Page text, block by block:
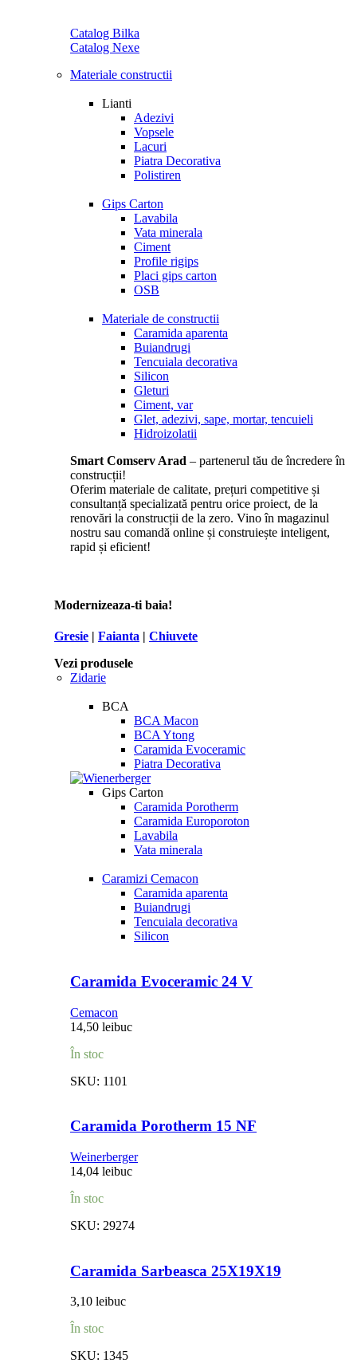
Catalog Bilka
Catalog Nexe
Materiale constructii
Lianti
Adezivi
Vopsele
Lacuri
Piatra Decorativa
Polistiren
Gips Carton
Lavabila
Vata minerala
Ciment
Profile rigips
Placi gips carton
OSB
Materiale de constructii
Caramida aparenta
Buiandrugi
Tencuiala decorativa
Silicon
Gleturi
Ciment, var
Glet, adezivi, sape, mortar, tencuieli
Hidroizolatii
Smart Comserv Arad – partenerul tău de încredere în
construcții!
Oferim materiale de calitate, prețuri competitive și
consultanță specializată pentru orice proiect, de la
renovări la construcții de la zero. Vino în magazinul
nostru sau comandă online și construiește inteligent,
rapid și eficient!
Modernizeaza-ti baia!
Gresie | Faianta | Chiuvete
Vezi produsele
Zidarie
BCA
BCA Macon
BCA Ytong
Caramida Evoceramic
Piatra Decorativa
Gips Carton
Caramida Porotherm
Caramida Europoroton
Lavabila
Vata minerala
Caramizi Cemacon
Caramida aparenta
Buiandrugi
Tencuiala decorativa
Silicon
Caramida Evoceramic 24 V
Cemacon
14,50 leibuc
În stoc
SKU: 1101
Caramida Porotherm 15 NF
Weinerberger
14,04 leibuc
În stoc
SKU: 29274
Caramida Sarbeasca 25X19X19
3,10 leibuc
În stoc
SKU: 1345